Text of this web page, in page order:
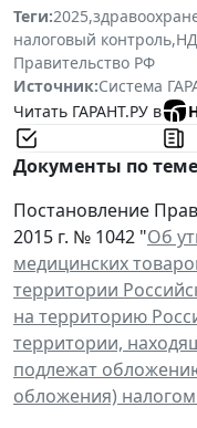
Теги:2025,
налоговый контроль,
Правительство РФ
Источник:Система
Читать ГАРАНТ.РУ в
Документы по
Постановление
2015 г. № 1042 "Об
медицинских
территории
на территорию
территории,
подлежат
обложения)